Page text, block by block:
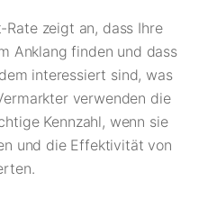
Rate zeigt an, dass Ihre
Anklang finden und dass
interessiert sind, was
verwenden die
Kennzahl, wenn sie
und die Effektivität von